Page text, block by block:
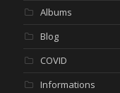
Albums
Blog
COVID
Informations